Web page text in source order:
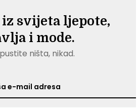
svijeta ljepote,
i mode.
ništa, nikad.